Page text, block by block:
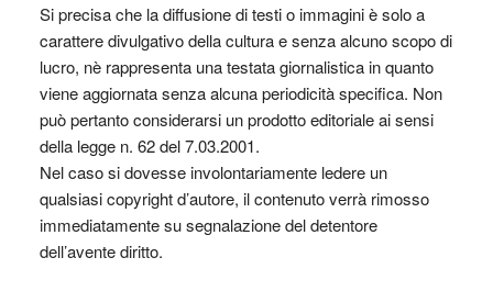
Si precisa che la diffusione di testi o immagini è solo a
carattere divulgativo della cultura e senza alcuno scopo di
lucro, nè rappresenta una testata giornalistica in quanto
viene aggiornata senza alcuna periodicità specifica. Non
può pertanto considerarsi un prodotto editoriale ai sensi
della legge n. 62 del 7.03.2001.
Nel caso si dovesse involontariamente ledere un
qualsiasi copyright d’autore, il contenuto verrà rimosso
immediatamente su segnalazione del detentore
dell’avente diritto.